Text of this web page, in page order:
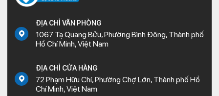
ĐỊA CHỈ VĂN PHÒNG
1067 Tạ Quang Bửu, Phường Bình Đông, Thành phố
Hồ Chí Minh, Việt Nam
ĐỊA CHỈ CỬA HÀNG
72 Phạm Hữu Chí, Phường Chợ Lớn, Thành phố Hồ
Chí Minh, Việt Nam